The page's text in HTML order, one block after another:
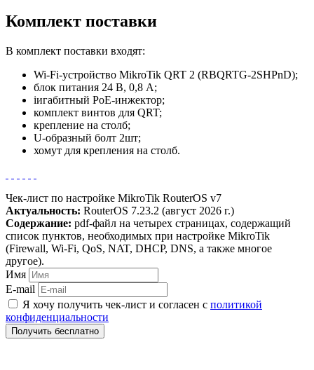
Комплект поставки
В комплект поставки входят:
Wi-Fi-устройство MikroTik QRT 2 (RBQRTG-2SHPnD);
блок питания 24 В, 0,8 А;
iигабитный PoE-инжектор;
комплект винтов для QRT;
крепление на столб;
U-образный болт 2шт;
хомут для крепления на столб.
Чек‑лист по настройке MikroTik RouterOS v7
Актуальность: RouterOS 7.23.2 (август 2026 г.)
Содержание: pdf-файл на четырех страницах, содержащий
список пунктов, необходимых при настройке MikroTik
(Firewall, Wi‑Fi, QoS, NAT, DHCP, DNS, а также многое
другое).
Имя
E-mail
Я хочу получить чек‑лист и согласен с политикой
конфиденциальности
Получить бесплатно